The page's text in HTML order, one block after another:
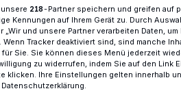
am PanoramaRadweg
218-Partner speichern und greifen auf
Kennungen auf Ihrem Gerät zu. Durch
„Wir und unsere Partner verarbeiten Daten,
Wenn Tracker deaktiviert sind, sind manche
für Sie. Sie können dieses Menü jederzeit
zu widerrufen, indem Sie auf den Link
klicken. Ihre Einstellungen gelten innerhalb